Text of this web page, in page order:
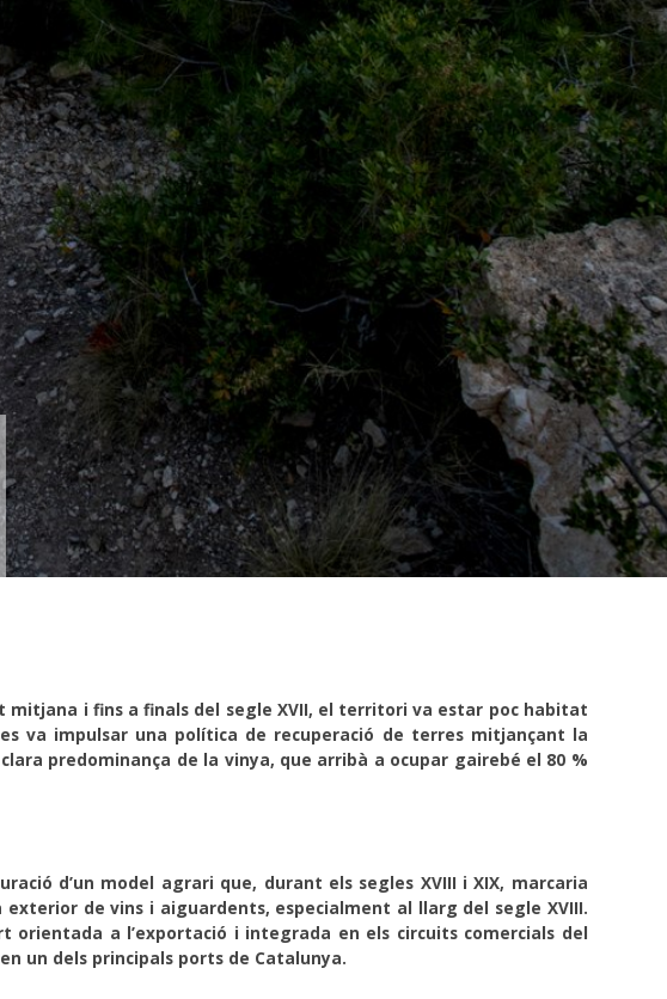
mitjana i fins a finals del segle XVII, el territori va estar poc habitat
va impulsar una política de recuperació de terres mitjançant la
predominança de la vinya, que arribà a ocupar gairebé el 80 %
d’un model agrari que, durant els segles XVIII i XIX, marcaria
de vins i aiguardents, especialment al llarg del segle XVIII.
a l’exportació i integrada en els circuits comercials del
un dels principals ports de Catalunya.